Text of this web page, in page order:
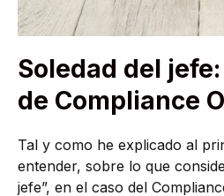
Soledad del
de Compliance
Tal y como he explicado al
entender, sobre lo que
jefe”, en el caso del